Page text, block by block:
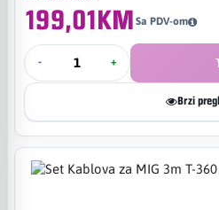
199,01KM Sa PDV-om
- +
Brzi